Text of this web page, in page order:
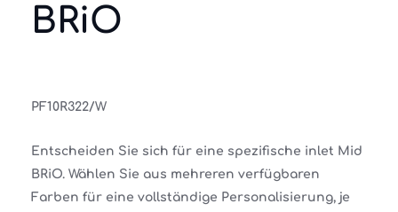
BRiO
PF10R322/W
Entscheiden Sie sich für eine spezifische inlet Mid
BRiO. Wählen Sie aus mehreren verfügbaren
Farben für eine vollständige Personalisierung, je